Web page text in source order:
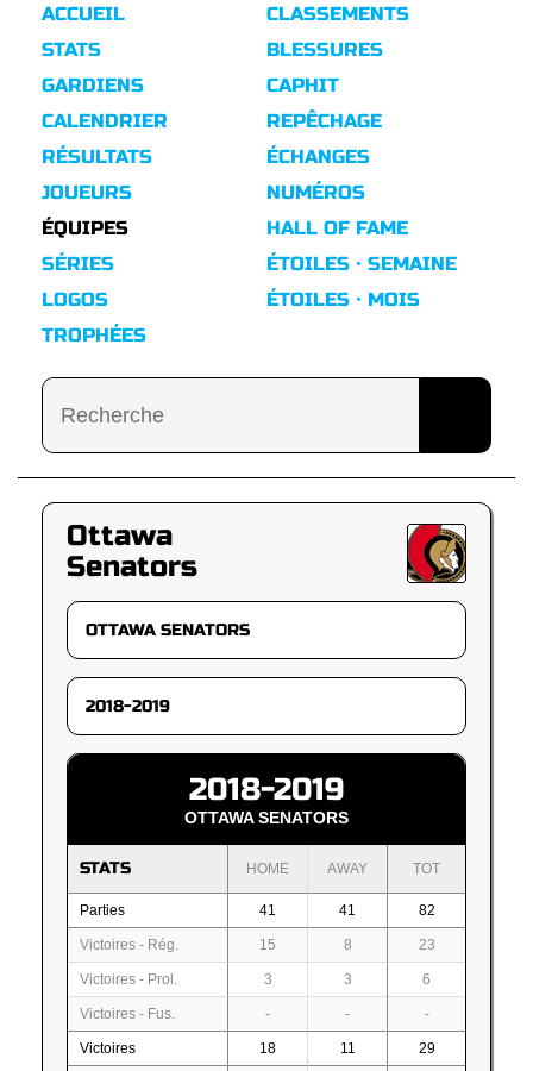
ACCUEIL
STATS
GARDIENS
CALENDRIER
RÉSULTATS
CLASSEMENTS
BLESSURES
CAPHIT
REPÊCHAGE
ÉCHANGES
JOUEURS
ÉQUIPES
SÉRIES
LOGOS
TROPHÉES
NUMÉROS
HALL OF FAME
ÉTOILES · SEMAINE
ÉTOILES · MOIS
Ottawa
Senators
2018-2019
OTTAWA SENATORS
STATS HOME AWAY TOT
Parties 41 41 82
Victoires - Rég. 15 8 23
Victoires - Prol. 3 3 6
Victoires - Fus. - - -
Victoires 18 11 29